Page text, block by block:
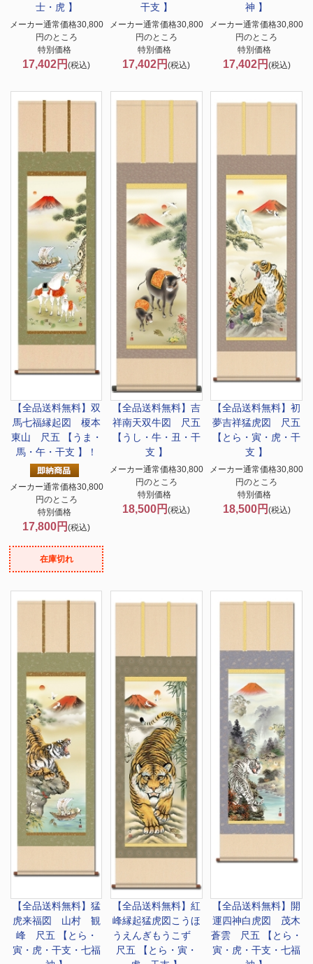
士・虎 】
メーカー通常価格30,800
円のところ
特別価格
17,402円(税込)
干支 】
メーカー通常価格30,800
円のところ
特別価格
17,402円(税込)
神 】
メーカー通常価格30,800
円のところ
特別価格
17,402円 (税込)
【全品送料無料】 双
馬七福縁起図 榎本
東山 尺五 【うま・
馬・午・干支 】！
メーカー通常価格30,800
円のところ
特別価格
17,800円(税込)
在庫切れ
【全品送料無料】 吉
祥南天双牛図 尺五
【うし・牛・丑・干
支 】
メーカー通常価格30,800
円のところ
特別価格
18,500円(税込)
【全品送料無料】初
夢吉祥猛虎図 尺五
【とら・寅・虎・干
支 】
メーカー通常価格30,800
円のところ
特別価格
18,500円 (税込)
【全品送料無料】 猛
虎来福図 山村 観
峰 尺五 【とら・
寅・虎・干支・七福
【全品送料無料】 紅
峰縁起猛虎図こうほ
うえんぎもうこず
尺五 【とら・寅・
【全品送料無料】 開
運四神白虎図 茂木
蒼雲 尺五 【とら・
寅・虎・干支・七福